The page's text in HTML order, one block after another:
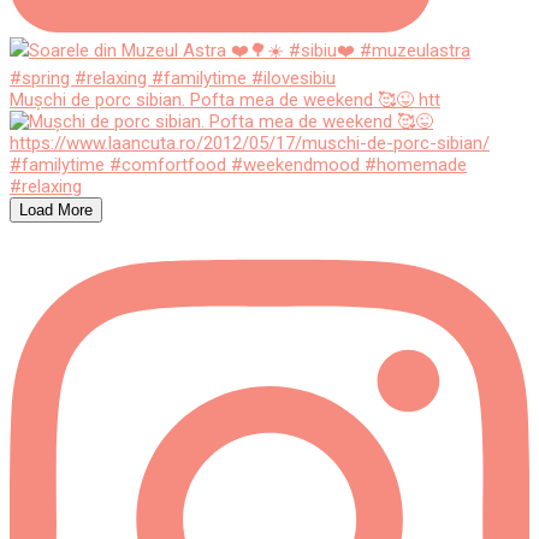
Mușchi de porc sibian. Pofta mea de weekend 🥰😜 htt
Load More